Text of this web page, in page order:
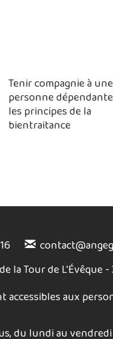
Tenir compagnie à une
personne
les principes de la
bientraitance
la Tour de L’Évêque
accessibles aux
du lundi au vendredi